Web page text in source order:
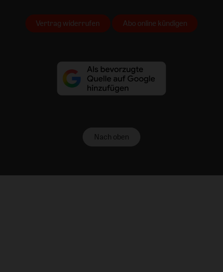
Vertrag widerrufen Abo online kündigen
Nach oben